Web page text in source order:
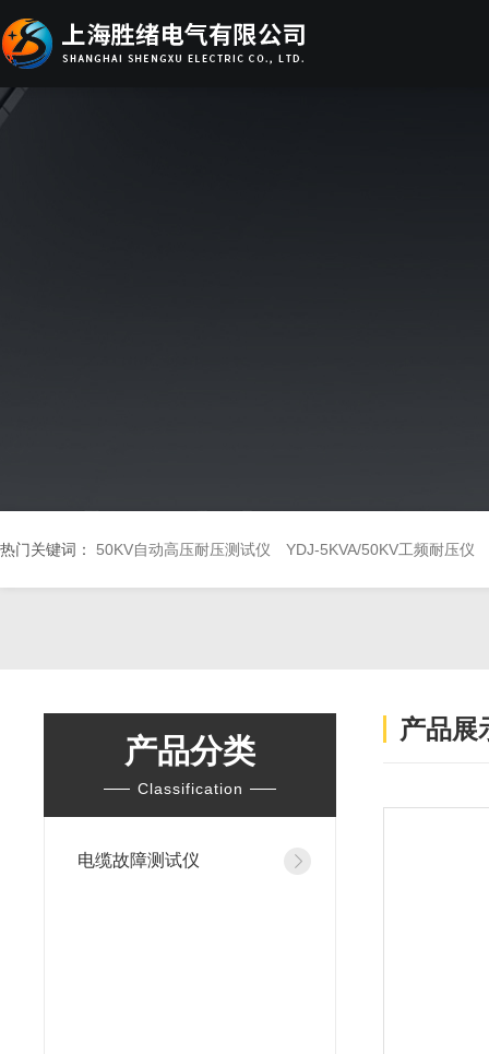
热门关键词： 50KV自动高压耐压测试仪 YDJ-5KVA/50KV工频耐压仪
产品分类
Classification
电缆故障测试仪
产品展